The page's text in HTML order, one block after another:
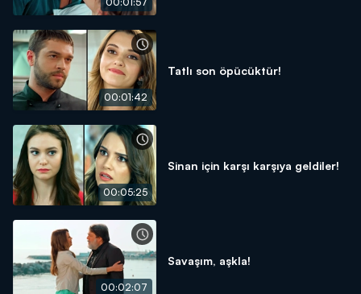
00:01:42
Tatlı son öpücüktür!
00:05:25
Sinan için karşı karşıya geldiler!
00:02:07
Savaşım, aşkla!